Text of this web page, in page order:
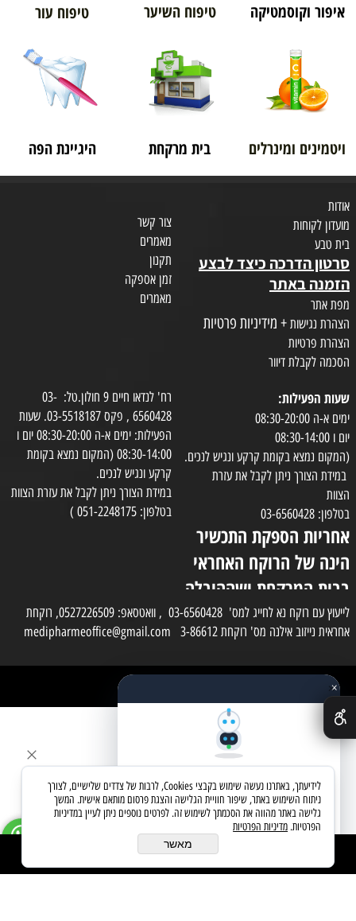
הוסף לסל
איפור וקוסמטיקה טיפוח השיער טיפוח עור
ויטמינים ומינרלים בית מרקחת היגיינת הפה
אודות
מועדון לקוחות
בית טבע
סרטון הדרכה כיצד לבצע
הזמנה באתר
מפת אתר
הצהרת נגישות + מידיניות פרטיות
הצהרת פרטיות
הסכמה לקבלת דיוור
צור קשר
מאמרים
תקנון
זמן אספקה
מאמרים
שעות הפעילות:
ימים א-ה 08:30-20:00
יום ו 08:30-14:00
(המקום נמצא בקומת קרקע ונגיש לנכים.
במידת הצורך ניתן לקבל את עזרת
הצוות
בטלפון: 03-6560428
אחריות הספקת התכשיר
הינה של הרוקח האחראי
בבית המרקחת ושההובלה
בפועל תעשה בעזרת
השליח
רח' לנדאו חיים 9 חולון.טל: 03-
6560428 , פקס 03-5518187. שעות
הפעילות: ימים א-ה 08:30-20:00 יום ו
08:30-14:00 (המקום נמצא בקומת
קרקע ונגיש לנכים.
במידת הצורך ניתן לקבל את עזרת הצוות
בטלפון: 051-2248175 )
לייעוץ עם רוקח נא לחייג למס' 03-6560428 , וואטסאפ: 0527226509, רוקחת
אחראית נייזוב אילנה מס' רוקחת 3-86612 medipharmeoffice@gmail.com
✕×
שאלו את העוזר החכם
מחפשים מוצר? אני כאן כדי לעזור
בואו נתחיל
לידיעתך, באתרנו נעשה שימוש בקבצי Cookies, לרבות של צדדים שלישיים, לצורך
ניתוח השימוש באתר, שיפור חוויית הגלישה והצגת פרסום מותאם אישית. המשך
גלישה באתר מהווה את הסכמתך לשימוש זה. לפרטים נוספים ניתן לעיין במדיניות
הפרטיות. מדיניות הפרטיות
מאשר